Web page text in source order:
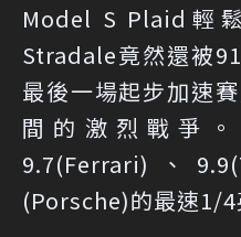
Model S Plaid輕
Stradale竟然還被
最後一場起步加速
間的激烈戰爭
9.7(Ferrari)、
(Porsche)的最速1/4